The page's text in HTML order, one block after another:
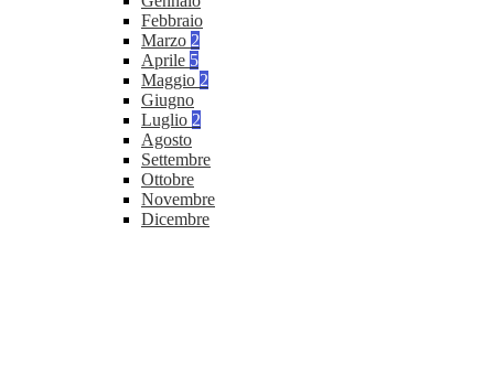
Febbraio
Marzo 2
Aprile 5
Maggio 2
Giugno
Luglio 2
Agosto
Settembre
Ottobre
Novembre
Dicembre